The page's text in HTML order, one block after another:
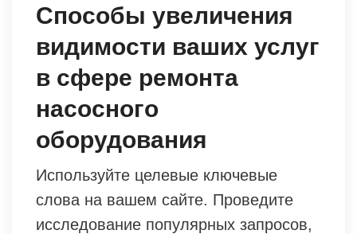
Способы увеличения
видимости ваших услуг
в сфере ремонта
насосного
оборудования
Используйте целевые ключевые
слова на вашем сайте. Проведите
исследование популярных запросов,